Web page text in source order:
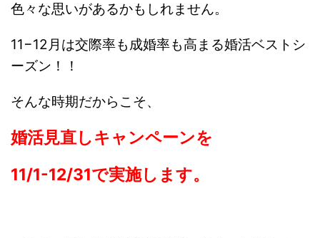
色々な思いがあるかもしれません。
11−12月は交際率も成婚率も高まる婚活ベストシ
ーズン！！
そんな時期だからこそ、
婚活見直しキャンペーンを
11/1-12/31で実施します。